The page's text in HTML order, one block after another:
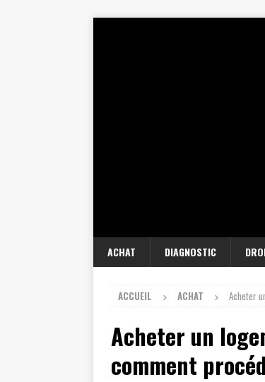
ACHAT DIAGNOSTIC
ACCUEIL ACHAT Acheter
Acheter un
comment